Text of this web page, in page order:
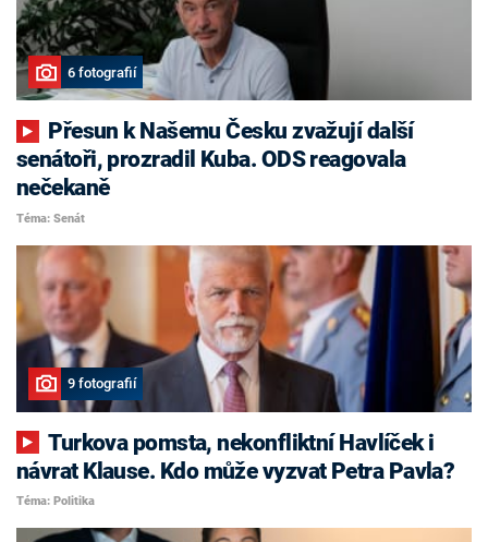
6 fotografií
senátoři, prozradil Kuba. ODS reagovala
nečekaně
Téma: Senát
9 fotografií
Turkova pomsta, nekonfliktní Havlíček i
návrat Klause. Kdo může vyzvat Petra Pavla?
Téma: Politika